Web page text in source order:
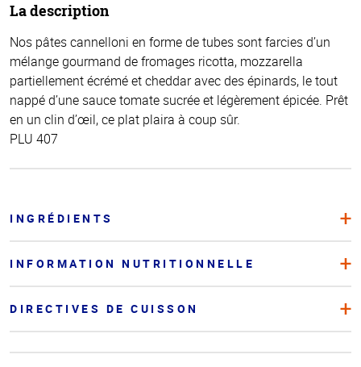
La description
Nos pâtes cannelloni en forme de tubes sont farcies d’un
mélange gourmand de fromages ricotta, mozzarella
partiellement écrémé et cheddar avec des épinards, le tout
nappé d’une sauce tomate sucrée et légèrement épicée. Prêt
en un clin d’œil, ce plat plaira à coup sûr.
PLU 407
INGRÉDIENTS
INFORMATION NUTRITIONNELLE
DIRECTIVES DE CUISSON